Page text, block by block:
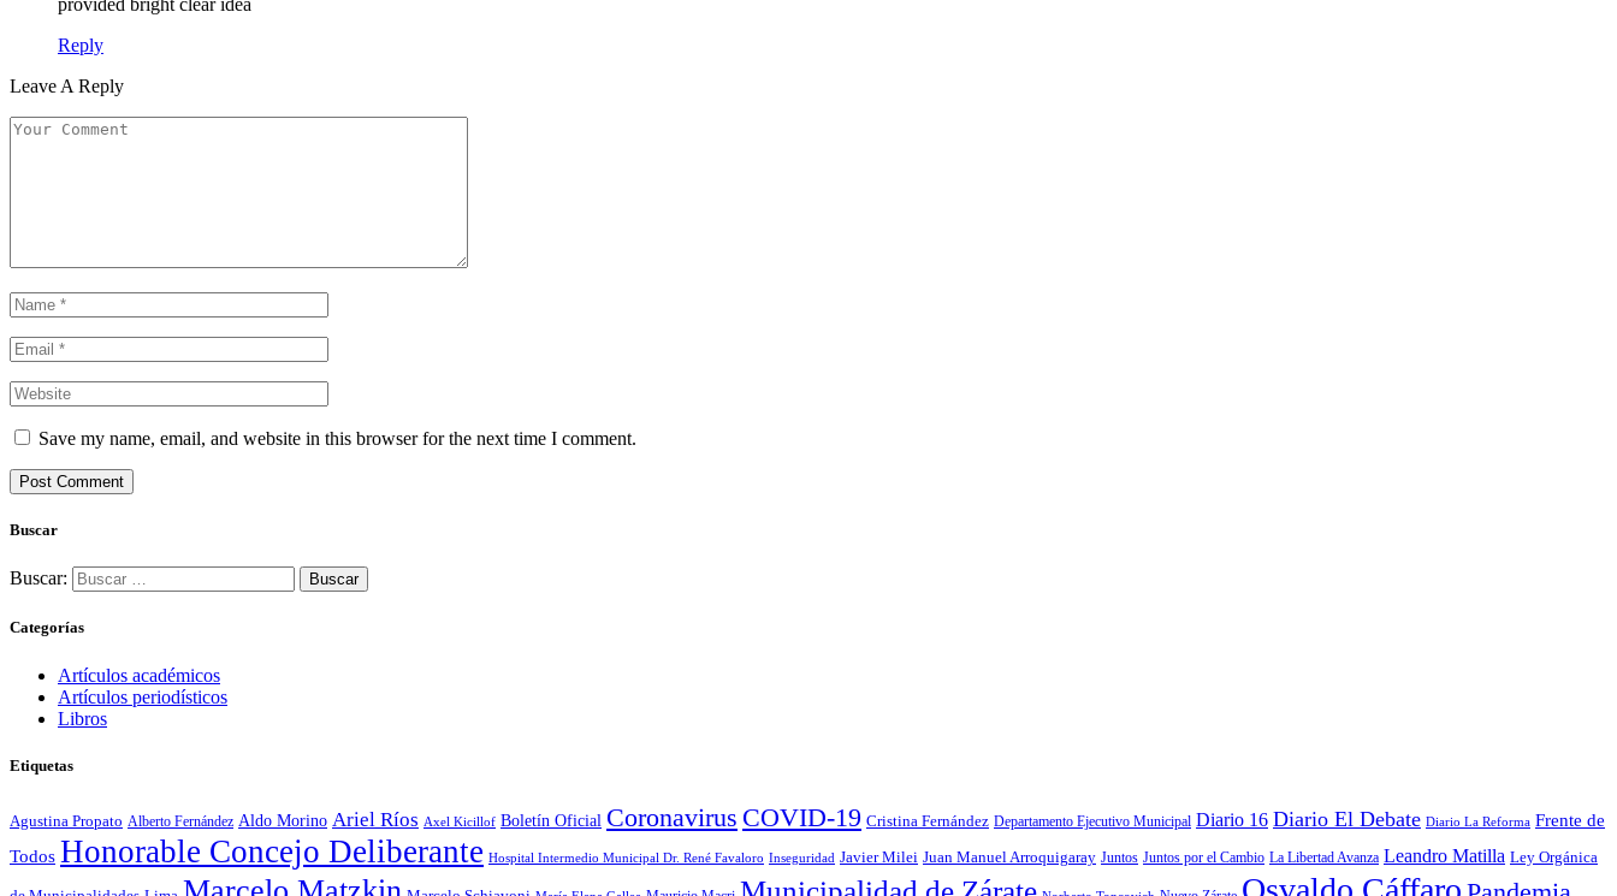
provided bright clear idea
Reply
Leave A Reply
Save my name, email, and website in this browser for the next time I comment.
Buscar
Buscar:
Categorías
Artículos académicos
Artículos periodísticos
Libros
Etiquetas
Agustina Propato Alberto Fernández Aldo Morino Ariel Ríos Axel Kicillof Boletín Oficial Coronavirus COVID-19 Cristina Fernández Departamento Ejecutivo Municipal Diario 16 Diario El Debate Diario La Reforma Frente de
Todos Honorable Concejo Deliberante Hospital Intermedio Municipal Dr. René Favaloro Inseguridad Javier Milei Juan Manuel Arroquigaray Juntos Juntos por el Cambio La Libertad Avanza Leandro Matilla Ley Orgánica